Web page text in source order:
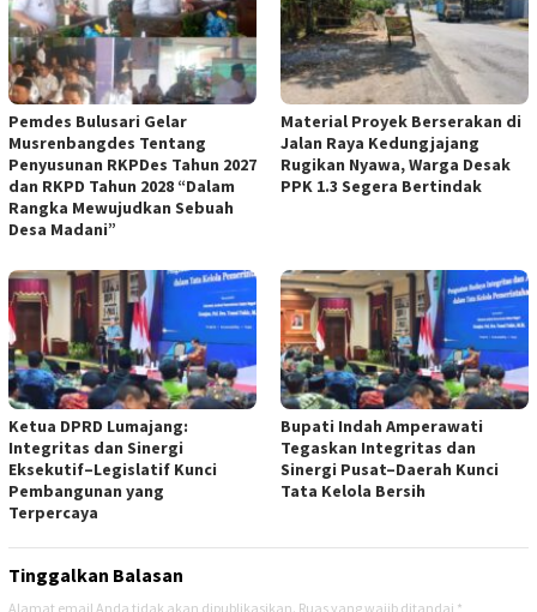
Pemdes Bulusari Gelar
Musrenbangdes Tentang
Penyusunan RKPDes Tahun 2027
dan RKPD Tahun 2028 “Dalam
Rangka Mewujudkan Sebuah
Desa Madani”
Material Proyek Berserakan di
Jalan Raya Kedungjajang
Rugikan Nyawa, Warga Desak
PPK 1.3 Segera Bertindak
Ketua DPRD Lumajang:
Integritas dan Sinergi
Eksekutif–Legislatif Kunci
Pembangunan yang
Terpercaya
Bupati Indah Amperawati
Tegaskan Integritas dan
Sinergi Pusat–Daerah Kunci
Tata Kelola Bersih
Tinggalkan Balasan
Alamat email Anda tidak akan dipublikasikan. Ruas yang wajib ditandai *